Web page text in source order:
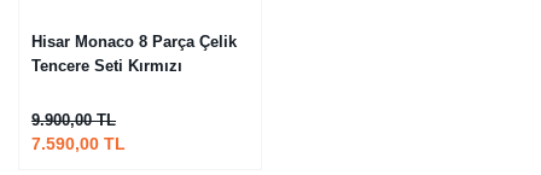
Hisar Monaco 8 Parça Çelik
Tencere Seti Kırmızı
9.900,00 TL
7.590,00 TL